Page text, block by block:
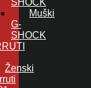
Muški
G-
SHOCK
Ženski